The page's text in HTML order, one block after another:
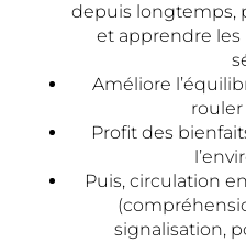
depuis longtemps,
et apprendre les
Améliore
rouler
Profit des
Puis, circulation
signalisation,